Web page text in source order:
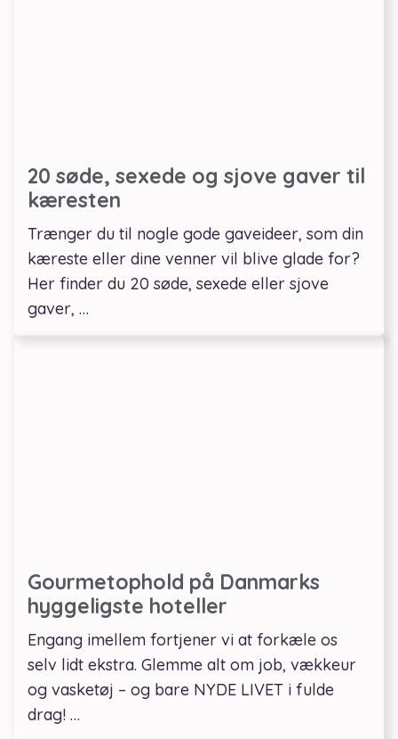
20 søde, sexede og sjove gaver til
kæresten
Trænger du til nogle gode gaveideer, som din
kæreste eller dine venner vil blive glade for?
Her finder du 20 søde, sexede eller sjove
gaver, …
Gourmetophold på Danmarks
hyggeligste hoteller
Engang imellem fortjener vi at forkæle os
selv lidt ekstra. Glemme alt om job, vækkeur
og vasketøj – og bare NYDE LIVET i fulde
drag! …